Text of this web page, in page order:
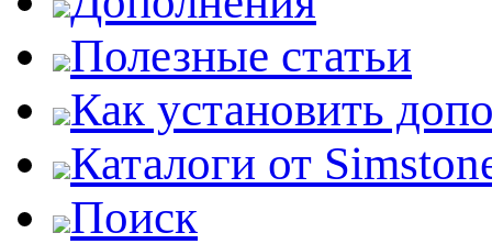
Полезные статьи
Как установить
Каталоги от
Поиск